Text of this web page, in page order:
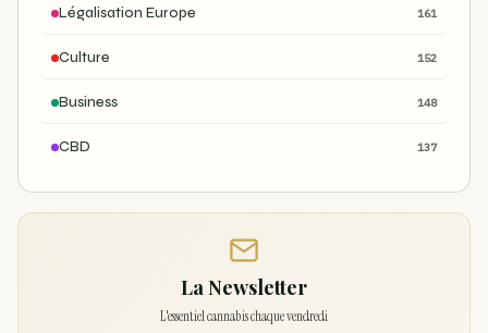
Légalisation Europe 161
Culture 152
Business 148
CBD 137
La Newsletter
L'essentiel cannabis chaque vendredi